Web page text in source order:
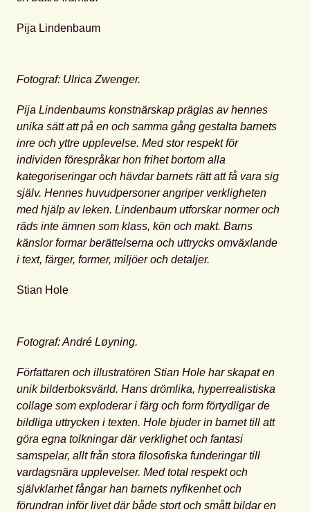
Pija Lindenbaum
Fotograf: Ulrica Zwenger.
Pija Lindenbaums konstnärskap präglas av hennes
unika sätt att på en och samma gång gestalta barnets
inre och yttre upplevelse. Med stor respekt för
individen förespråkar hon frihet bortom alla
kategoriseringar och hävdar barnets rätt att få vara sig
själv. Hennes huvudpersoner angriper verkligheten
med hjälp av leken. Lindenbaum utforskar normer och
räds inte ämnen som klass, kön och makt. Barns
känslor formar berättelserna och uttrycks omväxlande
i text, färger, former, miljöer och detaljer.
Stian Hole
Fotograf: André Løyning.
Författaren och illustratören Stian Hole har skapat en
unik bilderboksvärld. Hans drömlika, hyperrealistiska
collage som exploderar i färg och form förtydligar de
bildliga uttrycken i texten. Hole bjuder in barnet till att
göra egna tolkningar där verklighet och fantasi
samspelar, allt från stora filosofiska funderingar till
vardagsnära upplevelser. Med total respekt och
självklarhet fångar han barnets nyfikenhet och
förundran inför livet där både stort och smått bildar en